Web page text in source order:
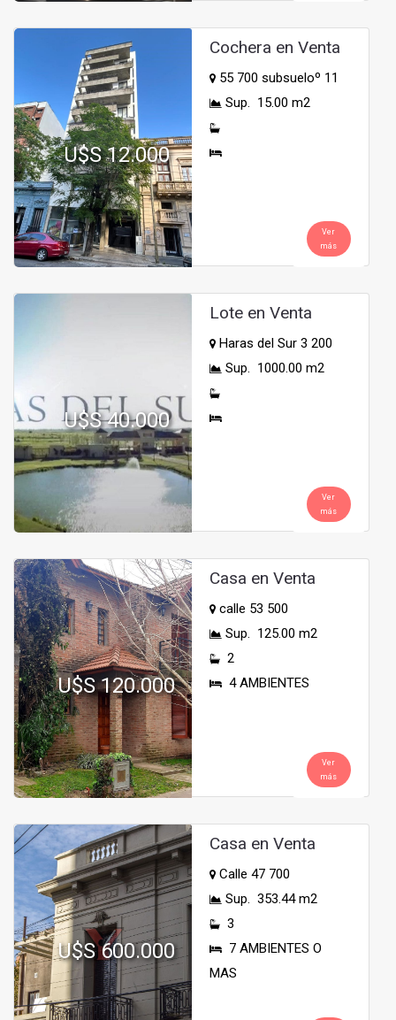
U$S 12.000
Cochera en Venta
55 700 subsueloº 11
Sup. 15.00 m2
Ver
más
U$S 40.000
Lote en Venta
Haras del Sur 3 200
Sup. 1000.00 m2
Ver
más
U$S 120.000
Casa en Venta
calle 53 500
Sup. 125.00 m2
2
4 AMBIENTES
Ver
más
U$S 600.000
Casa en Venta
Calle 47 700
Sup. 353.44 m2
3
7 AMBIENTES O
MAS